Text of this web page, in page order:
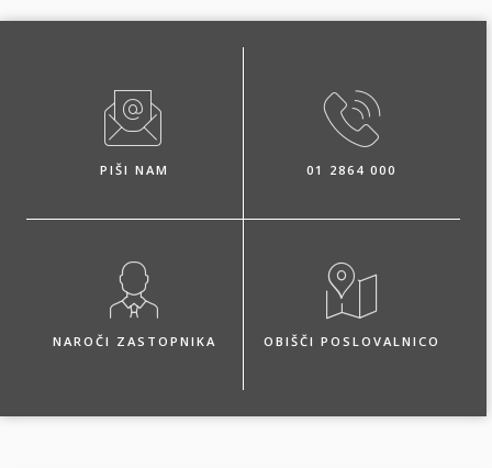
PIŠI NAM 01 2864 000
NAROČI ZASTOPNIKA OBIŠČI POSLOVALNICO